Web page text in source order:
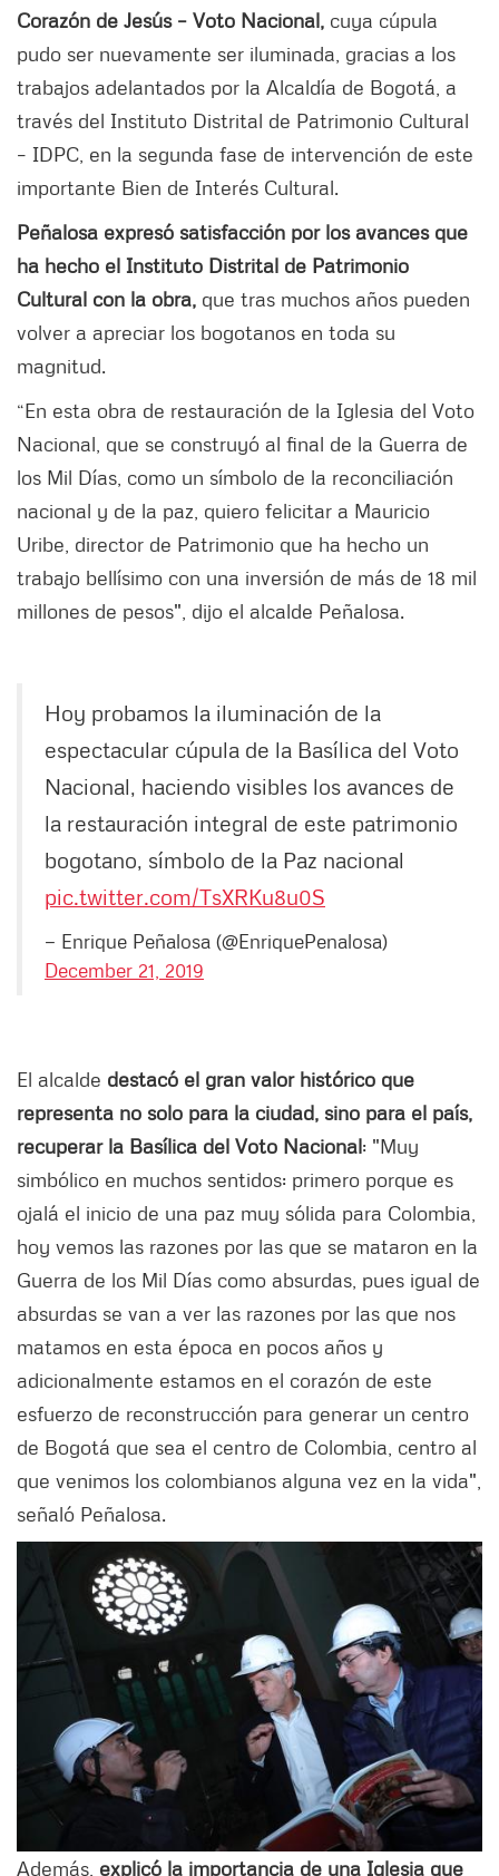
Corazón de Jesús – Voto Nacional, cuya cúpula
pudo ser nuevamente ser iluminada, gracias a los
trabajos adelantados por la Alcaldía de Bogotá, a
través del Instituto Distrital de Patrimonio Cultural
– IDPC, en la segunda fase de intervención de este
importante Bien de Interés Cultural.
Peñalosa expresó satisfacción por los avances que
ha hecho el Instituto Distrital de Patrimonio
Cultural con la obra, que tras muchos años pueden
volver a apreciar los bogotanos en toda su
magnitud.
“En esta obra de restauración de la Iglesia del Voto
Nacional, que se construyó al final de la Guerra de
los Mil Días, como un símbolo de la reconciliación
nacional y de la paz, quiero felicitar a Mauricio
Uribe, director de Patrimonio que ha hecho un
trabajo bellísimo con una inversión de más de 18 mil
millones de pesos", dijo el alcalde Peñalosa.
Hoy probamos la iluminación de la
espectacular cúpula de la Basílica del Voto
Nacional, haciendo visibles los avances de
la restauración integral de este patrimonio
bogotano, símbolo de la Paz nacional
pic.twitter.com/TsXRKu8u0S
— Enrique Peñalosa (@EnriquePenalosa)
December 21, 2019
El alcalde destacó el gran valor histórico que
representa no solo para la ciudad, sino para el país,
recuperar la Basílica del Voto Nacional: "Muy
simbólico en muchos sentidos: primero porque es
ojalá el inicio de una paz muy sólida para Colombia,
hoy vemos las razones por las que se mataron en la
Guerra de los Mil Días como absurdas, pues igual de
absurdas se van a ver las razones por las que nos
matamos en esta época en pocos años y
adicionalmente estamos en el corazón de este
esfuerzo de reconstrucción para generar un centro
de Bogotá que sea el centro de Colombia, centro al
que venimos los colombianos alguna vez en la vida",
señaló Peñalosa.
Además, explicó la importancia de una Iglesia que